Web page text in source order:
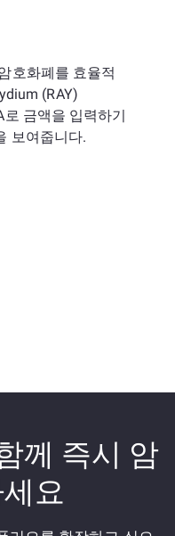
호화폐를 효율적
(RAY)
금액을 입력하기
보여줍니다.
께 즉시 암
요